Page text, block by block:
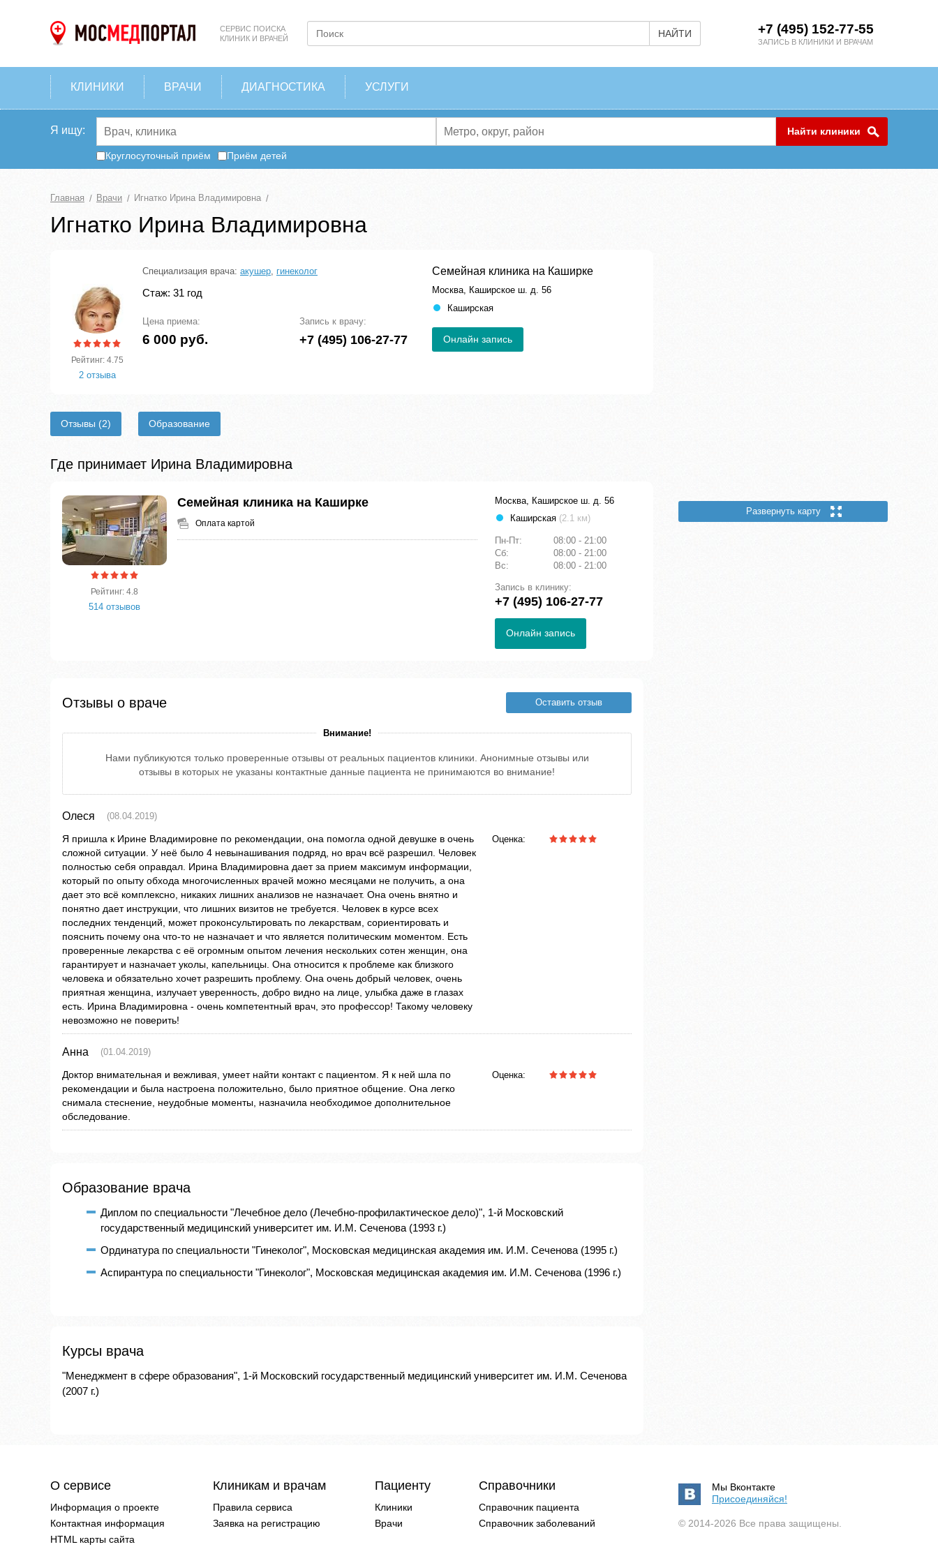
СЕРВИС ПОИСКА
КЛИНИК И ВРАЧЕЙ
НАЙТИ +7 (495) 152-77-55
ЗАПИСЬ В КЛИНИКИ И ВРАЧАМ
КЛИНИКИ ВРАЧИ ДИАГНОСТИКА УСЛУГИ
Я ищу: Найти клиники
Круглосуточный приём Приём детей
Главная Врачи Игнатко Ирина Владимировна
Игнатко Ирина Владимировна
Рейтинг: 4.75
2 отзыва
Специализация врача: акушер, гинеколог
Стаж: 31 год
Цена приема:
6 000 руб.
Запись к врачу:
+7 (495) 106-27-77
Семейная клиника на Каширке
Москва, Каширское ш. д. 56
Каширская
Онлайн запись
Отзывы (2) Образование
Где принимает Ирина Владимировна
Рейтинг: 4.8
514 отзывов
Семейная клиника на Каширке
Оплата картой
Москва, Каширское ш. д. 56
Каширская (2.1 км)
Пн-Пт:
08:00 - 21:00
Сб:
08:00 - 21:00
Вс:
08:00 - 21:00
Запись в клинику:
+7 (495) 106-27-77
Онлайн запись
Отзывы о враче Оставить отзыв
Внимание!
Нами публикуются только проверенные отзывы от реальных пациентов клиники. Анонимные отзывы или
отзывы в которых не указаны контактные данные пациента не принимаются во внимание!
Олеся (08.04.2019)
Я пришла к Ирине Владимировне по рекомендации, она помогла одной девушке в очень
сложной ситуации. У неё было 4 невынашивания подряд, но врач всё разрешил. Человек
полностью себя оправдал. Ирина Владимировна дает за прием максимум информации,
который по опыту обхода многочисленных врачей можно месяцами не получить, а она
дает это всё комплексно, никаких лишних анализов не назначает. Она очень внятно и
понятно дает инструкции, что лишних визитов не требуется. Человек в курсе всех
последних тенденций, может проконсультировать по лекарствам, сориентировать и
пояснить почему она что-то не назначает и что является политическим моментом. Есть
проверенные лекарства с её огромным опытом лечения нескольких сотен женщин, она
гарантирует и назначает уколы, капельницы. Она относится к проблеме как близкого
человека и обязательно хочет разрешить проблему. Она очень добрый человек, очень
приятная женщина, излучает уверенность, добро видно на лице, улыбка даже в глазах
есть. Ирина Владимировна - очень компетентный врач, это профессор! Такому человеку
невозможно не поверить!
Оценка:
Анна (01.04.2019)
Доктор внимательная и вежливая, умеет найти контакт с пациентом. Я к ней шла по
рекомендации и была настроена положительно, было приятное общение. Она легко
снимала стеснение, неудобные моменты, назначила необходимое дополнительное
обследование.
Оценка:
Образование врача
Диплом по специальности "Лечебное дело (Лечебно-профилактическое дело)", 1-й Московский
государственный медицинский университет им. И.М. Сеченова (1993 г.)
Ординатура по специальности "Гинеколог", Московская медицинская академия им. И.М. Сеченова (1995 г.)
Аспирантура по специальности "Гинеколог", Московская медицинская академия им. И.М. Сеченова (1996 г.)
Курсы врача
"Менеджмент в сфере образования", 1-й Московский государственный медицинский университет им. И.М. Сеченова
(2007 г.)
Развернуть карту
О сервисе
Информация о проекте
Контактная информация
HTML карты сайта
Клиникам и врачам
Правила сервиса
Заявка на регистрацию
Пациенту
Клиники
Врачи
Справочники
Справочник пациента
Справочник заболеваний
Мы Вконтакте
Присоединяйся!
© 2014-2026 Все права защищены.